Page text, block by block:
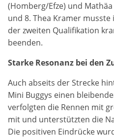
(Homberg/Efze) und
und 8. Thea Kramer
der zweiten Qualifikation
beenden.
Starke Resonanz bei den
Auch abseits der Strecke
Mini Buggys einen
verfolgten die Rennen mit
mit und unterstützten die
Die positiven Eindrücke
Cookie Laufzeit:
12 Monate
Statistiken
Erstellung von Berichten
Nutzungsstatistik dienen,
Besucher persönlich
Google Analytics